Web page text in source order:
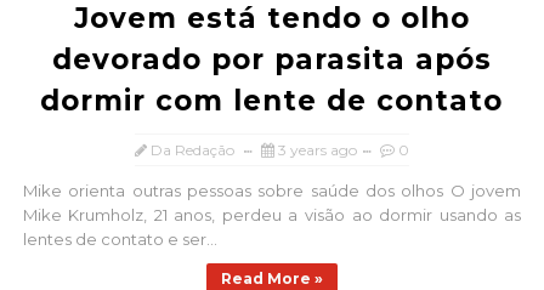
Jovem está tendo o olho
devorado por parasita após
dormir com lente de contato
Da Redação 3 years ago 0
Mike orienta outras pessoas sobre saúde dos olhos O jovem
Mike Krumholz, 21 anos, perdeu a visão ao dormir usando as
lentes de contato e ser...
Read More »